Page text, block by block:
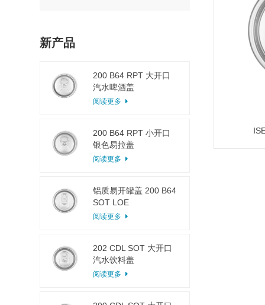
新产品
200 B64 RPT 大开口
汽水啤酒盖
阅读更多
200 B64 RPT 小开口
银色易拉盖
阅读更多
铝质易开罐盖 200 B64
SOT LOE
阅读更多
202 CDL SOT 大开口
汽水饮料盖
阅读更多